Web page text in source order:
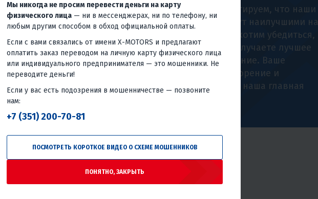
ЦЕНЫ! ВЕРНЕМ
ДЕШЕВЛЕ! ДАЖЕ
Мы гарантируем, что наши
цены будут наилучшими на
рынке, и хотим убедиться,
что вы получаете лучшее
предложение. Ваше
удовлетворение и
доверие - наша главная
Мы никогда не просим перевести деньги на карту
физического лица — ни в мессенджерах, ни по телефону, ни
любым другим способом в обход официальной оплаты.
Если с вами связались от имени X-MOTORS и предлагают
оплатить заказ переводом на личную карту физического лица
или индивидуального предпринимателя — это мошенники. Не
переводите деньги!
Если у вас есть подозрения в мошенничестве — позвоните
нам:
+7 (351) 200-70-81
ПОСМОТРЕТЬ КОРОТКОЕ ВИДЕО О СХЕМЕ МОШЕННИКОВ
ПОНЯТНО, ЗАКРЫТЬ